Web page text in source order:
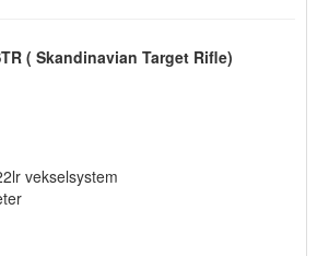
( Skandinavian Target Rifle)
vekselsystem